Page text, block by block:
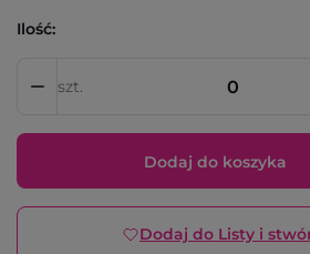
Ilość:
szt.
Dodaj do koszyka
Dodaj do Listy i